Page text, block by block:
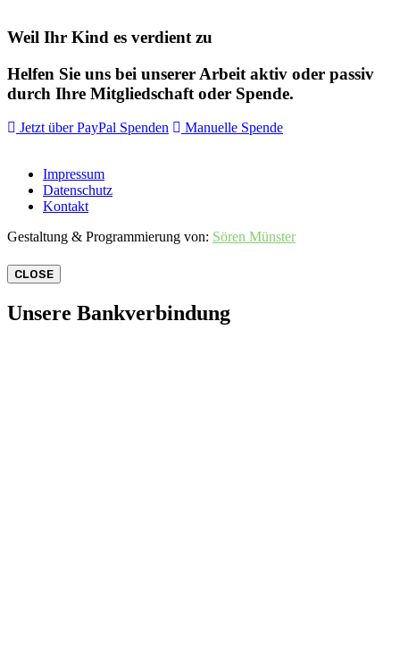
Weil Ihr Kind es verdient zu
Helfen Sie uns bei unserer Arbeit aktiv oder passiv
durch Ihre Mitgliedschaft oder Spende.
Jetzt über PayPal Spenden Manuelle Spende
Impressum
Datenschutz
Kontakt
Gestaltung & Programmierung von: Sören Münster
CLOSE
Unsere Bankverbindung